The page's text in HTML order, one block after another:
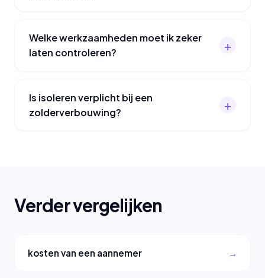
Welke werkzaamheden moet ik zeker
laten controleren?
Is isoleren verplicht bij een
zolderverbouwing?
Verder vergelijken
kosten van een aannemer